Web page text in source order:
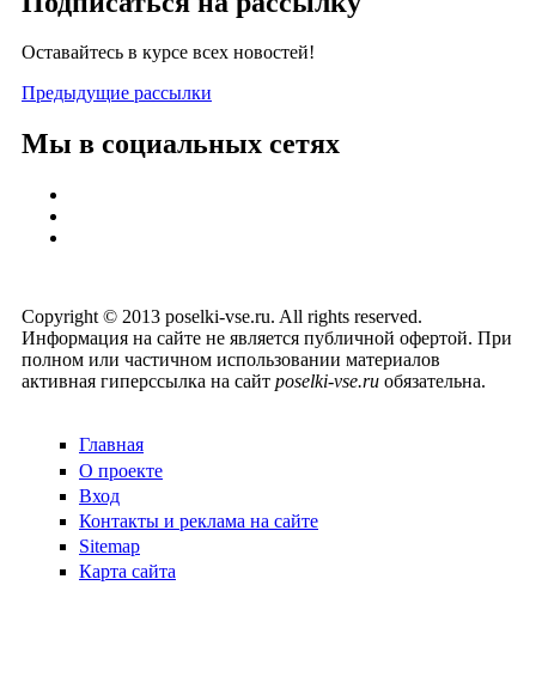
Оставайтесь в курсе всех новостей!
Предыдущие рассылки
Мы в социальных сетях
Copyright © 2013 poselki-vse.ru. All rights reserved.
Информация на сайте не является публичной офертой. При
полном или частичном использовании материалов
активная гиперссылка на сайт poselki-vse.ru​ обязательна.
Главная
О проекте
Вход
Контакты и реклама на сайте
Sitemap
Карта сайта